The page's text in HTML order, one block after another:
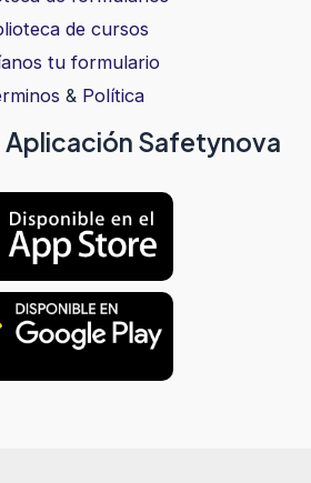
de cursos
tu formulario
& Política
Aplicación Safetynova